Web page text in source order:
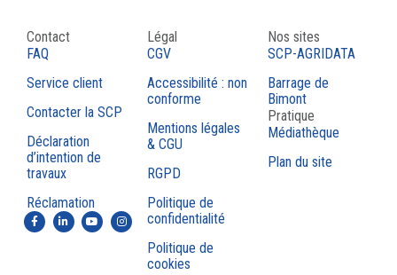
Contact
FAQ
Service client
Contacter la SCP
Déclaration
d’intention de
travaux
Réclamation
Légal
CGV
Accessibilité : non
conforme
Mentions légales
& CGU
RGPD
Politique de
confidentialité
Politique de
cookies
Nos sites
SCP-AGRIDATA
Barrage de
Bimont
Pratique
Médiathèque
Plan du site